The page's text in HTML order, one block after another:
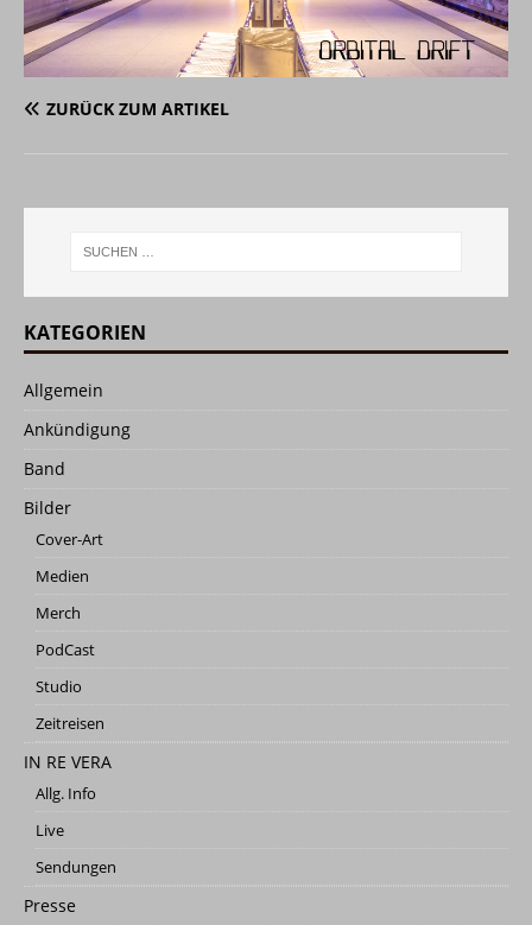
ZURÜCK ZUM ARTIKEL
KATEGORIEN
Allgemein
Ankündigung
Band
Bilder
Cover-Art
Medien
Merch
PodCast
Studio
Zeitreisen
IN RE VERA
Allg. Info
Live
Sendungen
Presse